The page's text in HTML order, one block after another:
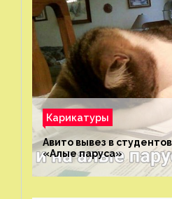
Карикатуры
Авито вывез в
«Алые паруса»⁠⁠